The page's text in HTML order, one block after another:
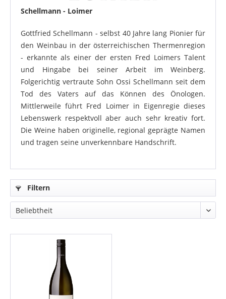
Schellmann - Loimer
Gottfried Schellmann - selbst 40 Jahre lang Pionier für
den Weinbau in der österreichischen Thermenregion
- erkannte als einer der ersten Fred Loimers Talent
und Hingabe bei seiner Arbeit im Weinberg.
Folgerichtig vertraute Sohn Ossi Schellmann seit dem
Tod des Vaters auf das Können des Önologen.
Mittlerweile führt Fred Loimer in Eigenregie dieses
Lebenswerk respektvoll aber auch sehr kreativ fort.
Die Weine haben originelle, regional geprägte Namen
und tragen seine unverkennbare Handschrift.
Filtern